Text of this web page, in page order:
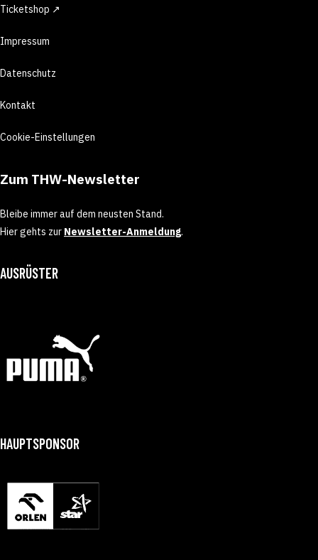
Ticketshop ↗
Impressum
Datenschutz
Kontakt
Cookie-Einstellungen
Zum THW-Newsletter
Bleibe immer auf dem neusten Stand.
Hier gehts zur Newsletter-Anmeldung.
AUSRÜSTER
HAUPTSPONSOR